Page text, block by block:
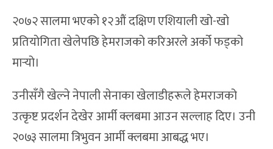
२०७२ सालमा भएको १२औं दक्षिण एशियाली खो-खो
प्रतियोगिता खेलेपछि हेमराजको करिअरले अर्को फड्को
मार्‍यो।
उनीसँगै खेल्ने नेपाली सेनाका खेलाडीहरूले हेमराजको
उत्कृष्ट प्रदर्शन देखेर आर्मी क्लबमा आउन सल्लाह दिए। उनी
२०७३ सालमा त्रिभुवन आर्मी क्लबमा आबद्ध भए।